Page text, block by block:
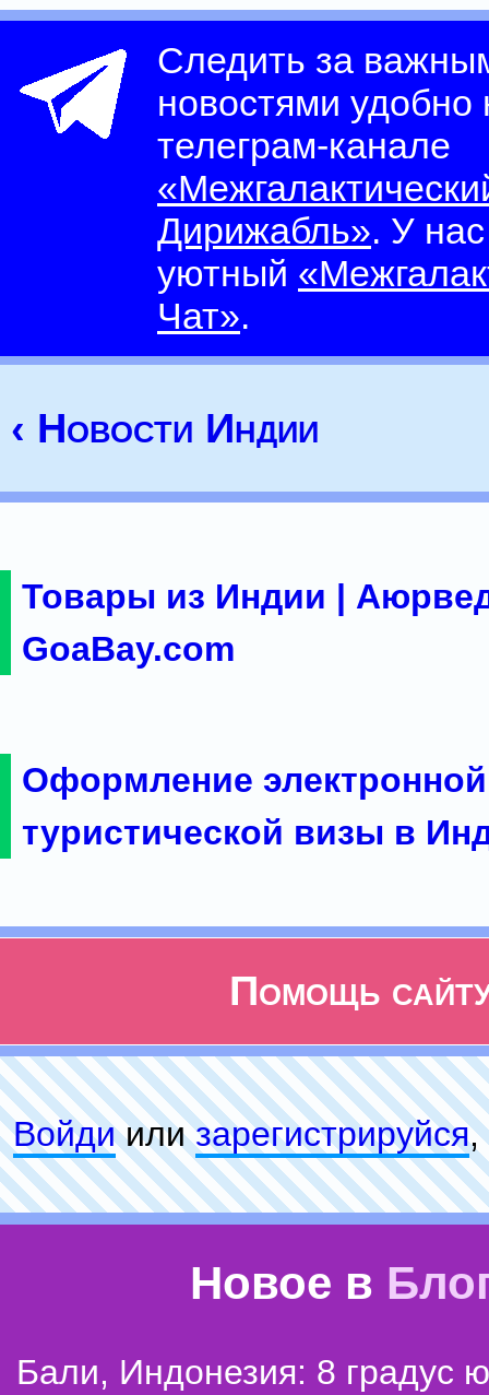
Следить за
новостями
телеграм-канале
Дирижабль». У
уютный
Чат».
‹ Новости Индии
Товары из Индии |
GoaBay.com
Оформление электронной
туристической визы в
Помощь
Войдиилизарeгиcтpируйся,
Новое в
Бали, Индонезия: 8 градус